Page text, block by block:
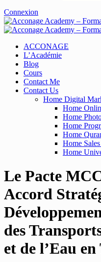
Connexion
ACCONAGE
L’Académie
Blog
Cours
Contact Me
Contact Us
Home Digital
Home
Home
Home
Home
Home
Home
Le Pacte
Accord
des
et de l’Eau